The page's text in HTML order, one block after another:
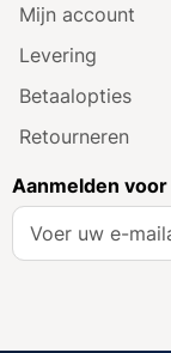
Mijn account
Levering
Betaalopties
Retourneren
Aanmelden
A